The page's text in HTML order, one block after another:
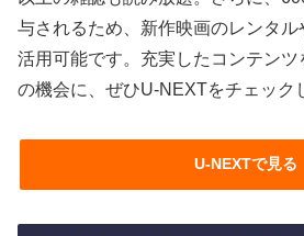
与されるため、新作映画のレンタ
活用可能です。充実したコンテンツ
の機会に、ぜひU-NEXTをチェック
U-NEXTで見る